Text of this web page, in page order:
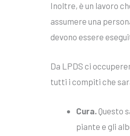
Inoltre, è un lavoro
assumere una
devono essere
Da LPDS ci
tutti i compiti che
Cura.Questo
piante e gli